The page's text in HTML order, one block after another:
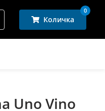
Количка
0
Uno Vino